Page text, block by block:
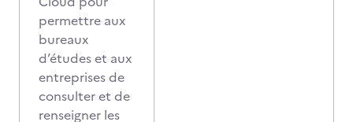
permettre aux
bureaux
d’études et aux
entreprises de
consulter et de
renseigner les